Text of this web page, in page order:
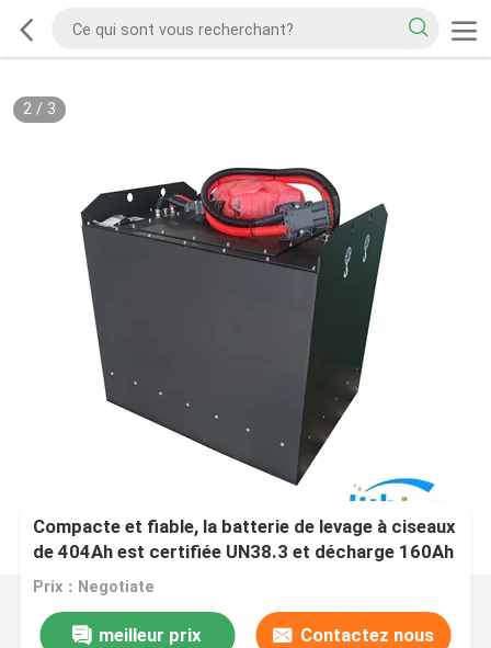
2/ 3
Compacte et fiable, la batterie de levage à ciseaux
de 404Ah est certifiée UN38.3 et décharge 160Ah
Prix：Negotiate
meilleur prix Contactez nous